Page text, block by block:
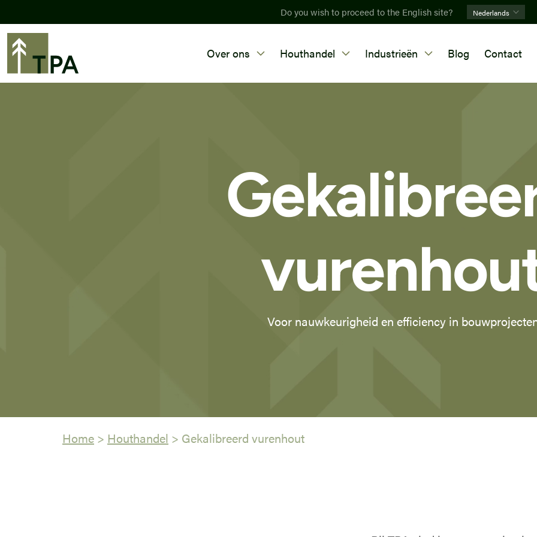
Do you wish to proceed to the English site? Nederlands
Over ons Houthandel Industrieën Blog Contact
Voor nauwkeurigheid en efficiency in
Home > Houthandel > Gekalibreerd vurenhout